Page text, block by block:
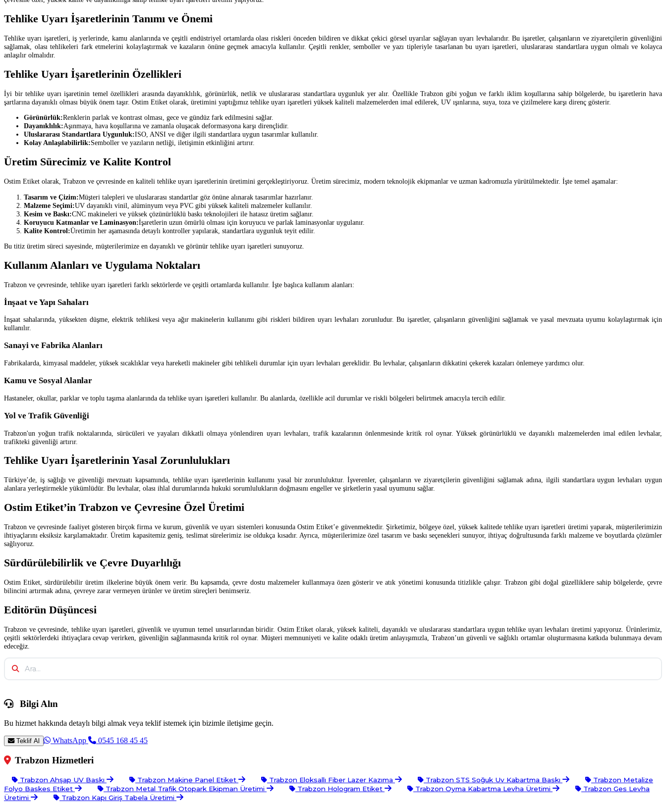
Tehlike Uyarı İşaretlerinin Tanımı ve Önemi
Tehlike uyarı işaretleri, iş yerlerinde, kamu alanlarında ve çeşitli endüstriyel ortamlarda olası riskleri önceden bildiren ve dikkat çekici görsel uyarılar sağlayan uyarı levhalarıdır. Bu işaretler, çalışanların ve ziyaretçilerin güvenliğini
sağlamak, olası tehlikeleri fark etmelerini kolaylaştırmak ve kazaların önüne geçmek amacıyla kullanılır. Çeşitli renkler, semboller ve yazı tipleriyle tasarlanan bu uyarı işaretleri, uluslararası standartlara uygun olmalı ve kolayca
anlaşılır olmalıdır.
Tehlike Uyarı İşaretlerinin Özellikleri
İyi bir tehlike uyarı işaretinin temel özellikleri arasında dayanıklılık, görünürlük, netlik ve uluslararası standartlara uygunluk yer alır. Özellikle Trabzon gibi yoğun ve farklı iklim koşullarına sahip bölgelerde, bu işaretlerin hava
şartlarına dayanıklı olması büyük önem taşır. Ostim Etiket olarak, üretimini yaptığımız tehlike uyarı işaretleri yüksek kaliteli malzemelerden imal edilerek, UV ışınlarına, suya, toza ve çizilmelere karşı direnç gösterir.
Görünürlük:Renklerin parlak ve kontrast olması, gece ve gündüz fark edilmesini sağlar.
Dayanıklılık:Aşınmaya, hava koşullarına ve zamanla oluşacak deformasyona karşı dirençlidir.
Uluslararası Standartlara Uygunluk:ISO, ANSI ve diğer ilgili standartlara uygun tasarımlar kullanılır.
Kolay Anlaşılabilirlik:Semboller ve yazıların netliği, iletişimin etkinliğini artırır.
Üretim Sürecimiz ve Kalite Kontrol
Ostim Etiket olarak, Trabzon ve çevresinde en kaliteli tehlike uyarı işaretlerinin üretimini gerçekleştiriyoruz. Üretim sürecimiz, modern teknolojik ekipmanlar ve uzman kadromuzla yürütülmektedir. İşte temel aşamalar:
Tasarım ve Çizim:Müşteri talepleri ve uluslararası standartlar göz önüne alınarak tasarımlar hazırlanır.
Malzeme Seçimi:UV dayanıklı vinil, alüminyum veya PVC gibi yüksek kaliteli malzemeler kullanılır.
Kesim ve Baskı:CNC makineleri ve yüksek çözünürlüklü baskı teknolojileri ile hatasız üretim sağlanır.
Koruyucu Katmanlar ve Laminasyon:İşaretlerin uzun ömürlü olması için koruyucu ve parlak laminasyonlar uygulanır.
Kalite Kontrol:Üretimin her aşamasında detaylı kontroller yapılarak, standartlara uygunluk teyit edilir.
Bu titiz üretim süreci sayesinde, müşterilerimize en dayanıklı ve görünür tehlike uyarı işaretleri sunuyoruz.
Kullanım Alanları ve Uygulama Noktaları
Trabzon ve çevresinde, tehlike uyarı işaretleri farklı sektörlerde ve çeşitli ortamlarda kullanılır. İşte başlıca kullanım alanları:
İnşaat ve Yapı Sahaları
İnşaat sahalarında, yüksekten düşme, elektrik tehlikesi veya ağır makinelerin kullanımı gibi riskleri bildiren uyarı levhaları zorunludur. Bu işaretler, çalışanların güvenliğini sağlamak ve yasal mevzuata uyumu kolaylaştırmak için
kullanılır.
Sanayi ve Fabrika Alanları
Fabrikalarda, kimyasal maddeler, yüksek sıcaklıklar veya hareketli makineler gibi tehlikeli durumlar için uyarı levhaları gereklidir. Bu levhalar, çalışanların dikkatini çekerek kazaları önlemeye yardımcı olur.
Kamu ve Sosyal Alanlar
Hastaneler, okullar, parklar ve toplu taşıma alanlarında da tehlike uyarı işaretleri kullanılır. Bu alanlarda, özellikle acil durumlar ve riskli bölgeleri belirtmek amacıyla tercih edilir.
Yol ve Trafik Güvenliği
Trabzon'un yoğun trafik noktalarında, sürücüleri ve yayaları dikkatli olmaya yönlendiren uyarı levhaları, trafik kazalarının önlenmesinde kritik rol oynar. Yüksek görünürlüklü ve dayanıklı malzemelerden imal edilen levhalar,
trafikteki güvenliği artırır.
Tehlike Uyarı İşaretlerinin Yasal Zorunlulukları
Türkiye’de, iş sağlığı ve güvenliği mevzuatı kapsamında, tehlike uyarı işaretlerinin kullanımı yasal bir zorunluluktur. İşverenler, çalışanların ve ziyaretçilerin güvenliğini sağlamak adına, ilgili standartlara uygun levhaları uygun
alanlara yerleştirmekle yükümlüdür. Bu levhalar, olası ihlal durumlarında hukuki sorumlulukların doğmasını engeller ve şirketlerin yasal uyumunu sağlar.
Ostim Etiket’in Trabzon ve Çevresine Özel Üretimi
Trabzon ve çevresinde faaliyet gösteren birçok firma ve kurum, güvenlik ve uyarı sistemleri konusunda Ostim Etiket’e güvenmektedir. Şirketimiz, bölgeye özel, yüksek kalitede tehlike uyarı işaretleri üretimi yaparak, müşterilerimizin
ihtiyaçlarını eksiksiz karşılamaktadır. Üretim kapasitemiz geniş, teslimat sürelerimiz ise oldukça kısadır. Ayrıca, müşterilerimize özel tasarım ve baskı seçenekleri sunuyor, ihtiyaç doğrultusunda farklı malzeme ve boyutlarda çözümler
sağlıyoruz.
Sürdürülebilirlik ve Çevre Duyarlılığı
Ostim Etiket, sürdürülebilir üretim ilkelerine büyük önem verir. Bu kapsamda, çevre dostu malzemeler kullanmaya özen gösterir ve atık yönetimi konusunda titizlikle çalışır. Trabzon gibi doğal güzelliklere sahip bölgelerde, çevre
bilincini artırmak adına, çevreye zarar vermeyen ürünler ve üretim süreçleri benimseriz.
Editörün Düşüncesi
Trabzon ve çevresinde, tehlike uyarı işaretleri, güvenlik ve uyumun temel unsurlarından biridir. Ostim Etiket olarak, yüksek kaliteli, dayanıklı ve uluslararası standartlara uygun tehlike uyarı levhaları üretimi yapıyoruz. Ürünlerimiz,
çeşitli sektörlerdeki ihtiyaçlara cevap verirken, güvenliğin sağlanmasında kritik rol oynar. Müşteri memnuniyeti ve kalite odaklı üretim anlayışımızla, Trabzon’un güvenli ve sağlıklı ortamlar oluşturmasına katkıda bulunmaya devam
edeceğiz.
Bilgi Alın
Bu hizmet hakkında detaylı bilgi almak veya teklif istemek için bizimle iletişime geçin.
Teklif Al WhatsApp 0545 168 45 45
Trabzon Hizmetleri
Trabzon Ahşap UV Baskı Trabzon Makine Panel Etiket Trabzon Eloksallı Fiber Lazer Kazıma Trabzon STS Soğuk Uv Kabartma Baskı
Trabzon Metalize
Folyo Baskes Etiket
Trabzon Metal Trafik Otopark Ekipman Üretimi Trabzon Hologram Etiket Trabzon Oyma Kabartma Levha Üretimi
Trabzon Ges Levha
Üretimi
Trabzon Kapı Giriş Tabela Üretimi